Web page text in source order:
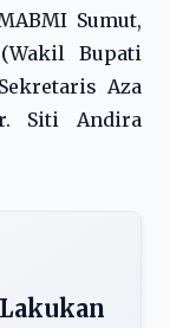
Sumut,
Bupati
Aza
Siti Andira